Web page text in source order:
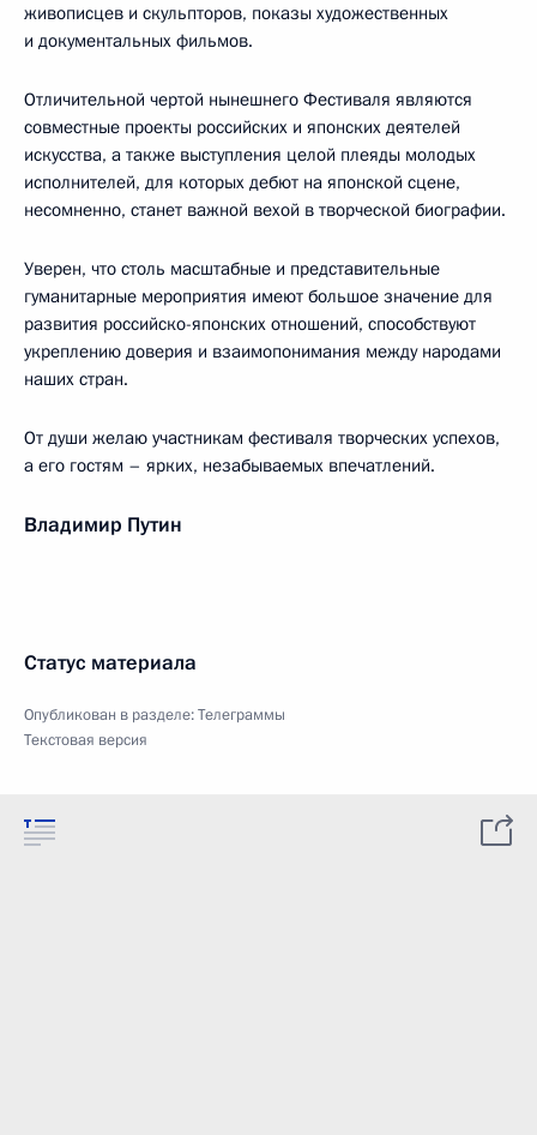
живописцев и скульпторов, показы художественных
и документальных фильмов.
Отличительной чертой нынешнего Фестиваля являются
совместные проекты российских и японских деятелей
искусства, а также выступления целой плеяды молодых
исполнителей, для которых дебют на японской сцене,
несомненно, станет важной вехой в творческой биографии.
Уверен, что столь масштабные и представительные
гуманитарные мероприятия имеют большое значение для
развития российско-японских отношений, способствуют
укреплению доверия и взаимопонимания между народами
наших стран.
От души желаю участникам фестиваля творческих успехов,
а его гостям – ярких, незабываемых впечатлений.
Владимир Путин
Статус материала
Опубликован в разделе:Телеграммы
Текстовая версия